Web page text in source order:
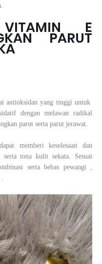
VITAMIN E
PARUT
antioksidan yang tinggi untuk
dengan melawan radikal
parut serta parut jerawat.
memberi keselesaan dan
tona kulit sekata. Sesuai
serta bebas pewangi ,
.